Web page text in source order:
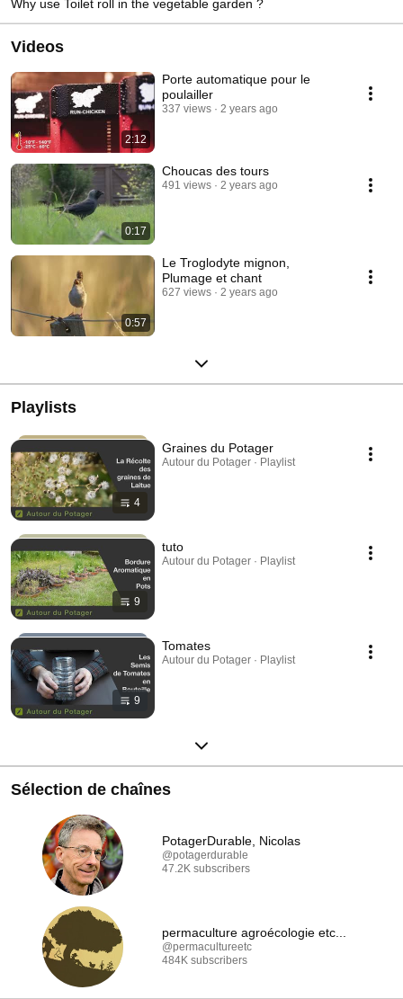
Why use Toilet roll in the vegetable garden ?
Videos
2:12
Porte automatique pour le
poulailler
337 views 2 years ago
0:17
Choucas des tours
491 views 2 years ago
0:57
Le Troglodyte mignon,
Plumage et chant
627 views 2 years ago
Playlists
4
Graines du Potager
Autour du Potager · Playlist
9
tuto
Autour du Potager · Playlist
9
Tomates
Autour du Potager · Playlist
Sélection de chaînes
PotagerDurable, Nicolas
@potagerdurable
47.2K subscribers
permaculture agroécologie etc...
@permacultureetc
484K subscribers